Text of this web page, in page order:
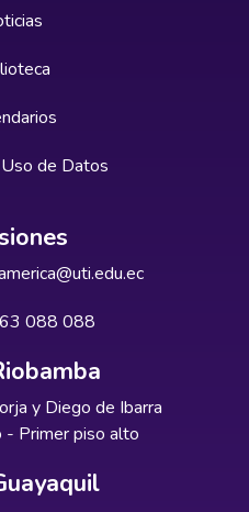
de Datos
088 088
y Diego de Ibarra
- Primer piso alto